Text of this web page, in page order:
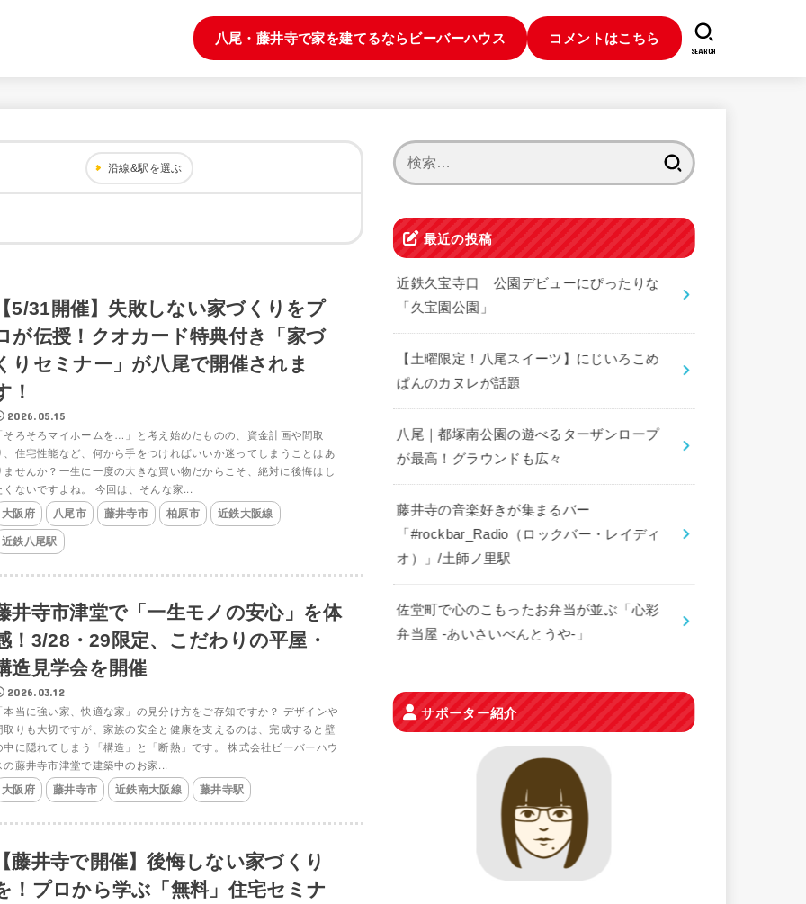
八尾・藤井寺で家を建てるならビーバーハウス コメントはこちら
SEARCH
沿線&駅を選ぶ
5/31開催】失敗しない家づくりをプ
が伝授！クオカード特典付き「家づ
りセミナー」が八尾で開催されま
！
2026.05.15
そろそろマイホームを…」と考え始めたものの、資金計画や間取
、住宅性能など、何から手をつければいいか迷ってしまうことはあ
ませんか？一生に一度の大きな買い物だからこそ、絶対に後悔はし
くないですよね。 今回は、そんな家...
大阪府 八尾市 藤井寺市 柏原市 近鉄大阪線
近鉄八尾駅
井寺市津堂で「一生モノの安心」を体
！3/28・29限定、こだわりの平屋・
造見学会を開催
2026.03.12
本当に強い家、快適な家」の見分け方をご存知ですか？ デザインや
取りも大切ですが、家族の安全と健康を支えるのは、完成すると壁
中に隠れてしまう「構造」と「断熱」です。 株式会社ビーバーハウ
の藤井寺市津堂で建築中のお家...
大阪府 藤井寺市 近鉄南大阪線 藤井寺駅
藤井寺で開催】後悔しない家づくり
！プロから学ぶ「無料」住宅セミナ
最近の投稿
近鉄久宝寺口 公園デビューにぴったりな
「久宝園公園」
【土曜限定！八尾スイーツ】にじいろこめ
ぱんのカヌレが話題
八尾｜都塚南公園の遊べるターザンロープ
が最高！グラウンドも広々
藤井寺の音楽好きが集まるバー
「#rockbar_Radio（ロックバー・レイディ
オ）」/土師ノ里駅
佐堂町で心のこもったお弁当が並ぶ「心彩
弁当屋 -あいさいべんとうや-」
サポーター紹介